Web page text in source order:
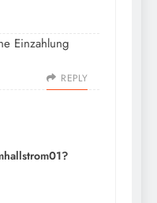
Einzahlung
REPLY